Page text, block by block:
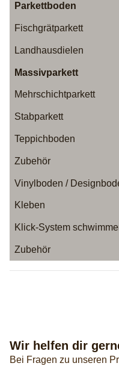
Parkettboden
Fischgrätparkett
Landhausdielen
Massivparkett
Mehrschichtparkett
Stabparkett
Teppichboden
Zubehör
Vinylboden /
Kleben
Klick-System
Zubehör
Wir helfen dir
Bei Fragen zu unseren